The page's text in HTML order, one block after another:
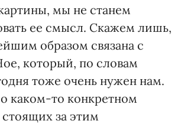
мы не станем
ее смысл. Скажем лишь,
образом связана с
который, по словам
тоже очень нужен нам.
каком-то конкретном
стоящих за этим